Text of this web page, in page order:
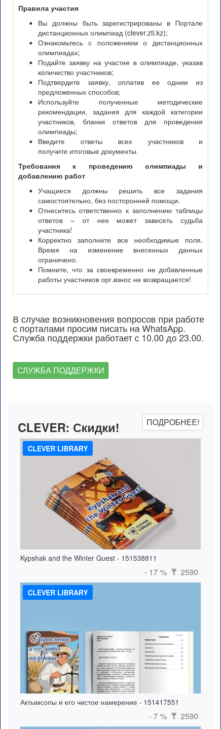
Правила участия
Вы должны быть зарегистрированы в Портале
дистанционных олимпиад (clever.zti.kz);
Ознакомьтесь с положением о дистанционных
олимпиадах;
Подайте заявку на участие в олимпиаде, указав
количество участников;
Подтвердите заявку, оплатив ее одним из
предложенных способов;
Используйте полученные методические
рекомендации, задания для каждой категории
участников, бланки ответов для проведения
олимпиады;
Введите ответы всех участников и
получите итоговые документы.
Требования к проведению олимпиады и
добавлению работ
Учащиеся должны решить все задания
самостоятельно, без посторонней помощи.
Отнеситесь ответственно к заполнению таблицы
ответов – от нее может зависеть судьба
участника!
Корректно заполните все необходимые поля.
Время на изменение внесенных данных
ограничено.
Помните, что за своевременно не добавленные
работы участников орг.взнос не возвращается!
В случае возникновения вопросов при работе
с порталами просим писать на WhatsApp.
Служба поддержки работает с 10.00 до 23.00.
СЛУЖБА ПОДДЕРЖКИ
CLEVER: Скидки! ПОДРОБНЕЕ!
CLEVER LIBRARY
Kypshak and the Winter Guest - 151538811
- 17 % ₸ 2590
CLEVER LIBRARY
Актымсопы и его чистое намерение - 151417551
- 7 % ₸ 2590